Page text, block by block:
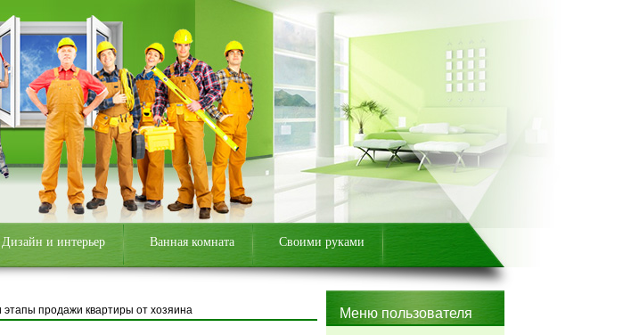
Дизайн и интерьер Ванная комната Своими руками
Меню пользователя
этапы продажи квартиры от хозяина